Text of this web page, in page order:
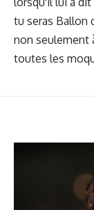
tu seras Ballon
non seulement
toutes les